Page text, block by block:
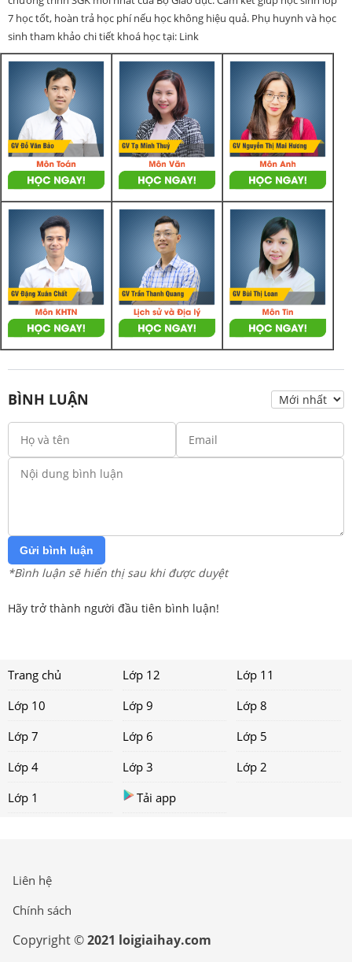
7 học tốt, hoàn trả học phí nếu học không hiệu quả. Phụ huynh và học
sinh tham khảo chi tiết khoá học tại: Link
BÌNH LUẬN
Gửi bình luận
*Bình luận sẽ hiển thị sau khi được duyệt
Hãy trở thành người đầu tiên bình luận!
Trang chủ Lớp 12
Lớp 11
Lớp 10
Lớp 9
Lớp 8
Lớp 7
Lớp 6
Lớp 5
Lớp 4
Lớp 3
Lớp 2
Lớp 1
Tải app
Liên hệ
Chính sách
Copyright ©2021 loigiaihay.com